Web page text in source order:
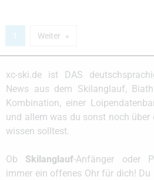
Weiter
xc-ski.de ist DAS
News aus dem Skilanglauf,
Kombination, einer
und allem was du sonst noch über
wissen solltest.
Ob Skilanglauf-Anfänger oder
immer ein offenes Ohr für dich!